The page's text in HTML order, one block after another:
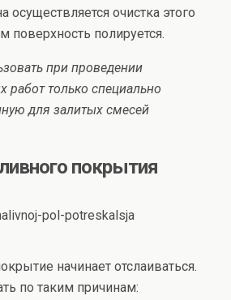
осуществляется очистка этого
поверхность полируется.
при проведении
работ только специально
для залитых смесей
покрытия
начинает отслаиваться.
по таким причинам: